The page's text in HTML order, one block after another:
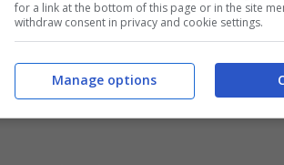
dell’ottavo scudetto
immolarsi a vittima
faranno di tutto per
for a link at the bottom of this page or in the site
withdraw consent in privacy and cookie settings.
Manage options